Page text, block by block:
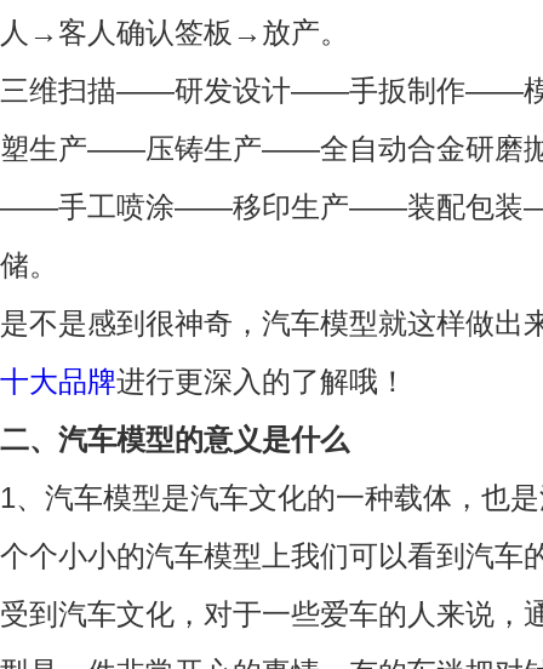
人→客人确认签板→放产。
三维扫描——研发设计——手扳制作——
塑生产——压铸生产——全自动合金研磨
——手工喷涂——移印生产——装配包装
储。
是不是感到很神奇，汽车模型就这样做出
十大品牌进行更深入的了解哦！
二、汽车模型的意义是什么
1、汽车模型是汽车文化的一种载体，也
个个小小的汽车模型上我们可以看到汽车
受到汽车文化，对于一些爱车的人来说，